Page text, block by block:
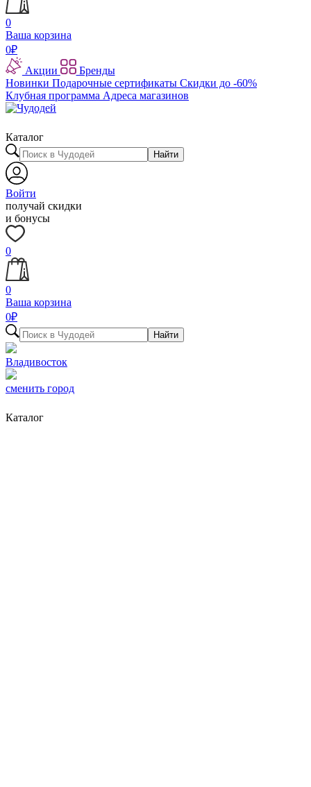
0
Ваша корзина
0₽
Акции
Бренды
Новинки Подарочные сертификаты Скидки до -60%
Клубная программа Адреса магазинов
Каталог
Найти
Войти
получай скидки
и бонусы
0
0
Ваша корзина
0₽
Найти
Владивосток
сменить город
Каталог